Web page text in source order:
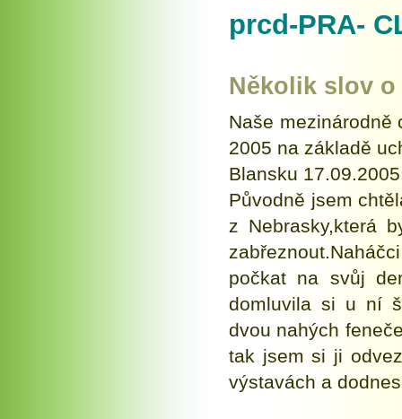
prcd-PRA-
Několik slov o
Naše mezinárodně
2005 na základě
Blansku
Původně jsem
z Nebrasky,která
počkat na svůj
domluvila si u ní
dvou nahých
tak jsem si ji
výstavách a